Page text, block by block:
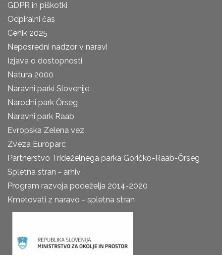
GDPR in piškotki
Odpiralni čas
Cenik 2025
Neposredni nadzor v naravi
Izjava o dostopnosti
Natura 2000
Naravni parki Slovenije
Narodni park Őrseg
Naravni park Raab
Evropska Zelena vez
Zveza Europarc
Partnerstvo Trideželnega parka Goričko-Raab-Őrség
Spletna stran - arhiv
Program razvoja podeželja 2014-2020
Kmetovati z naravo - spletna stran